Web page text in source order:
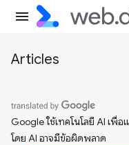
Articles
Google ใช้เทคโนโลยี AI เพื่
โดย AI อาจมีข้อผิดพลาด